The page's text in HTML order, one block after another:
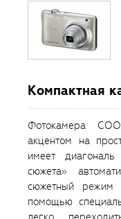
Компактная
Фотокамера
акцентом на
имеет
сюжета»
сюжетный режим
помощью